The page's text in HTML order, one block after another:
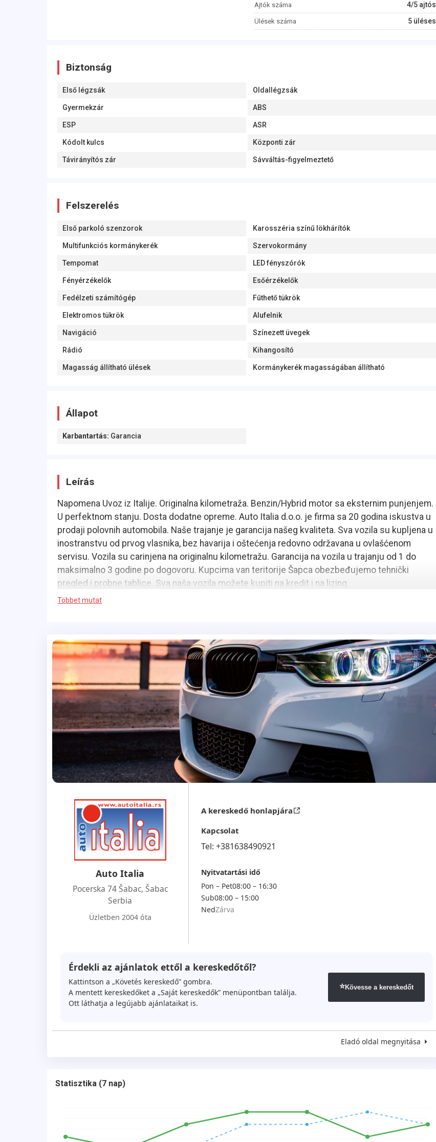
Ajtók száma 4/5 ajtós
Ülések száma 5 üléses
Biztonság
Első légzsák Oldallégzsák
Gyermekzár ABS
ESP ASR
Kódolt kulcs Központi zár
Távirányítós zár Sávváltás-figyelmeztető
Felszerelés
Első parkoló szenzorok Karosszéria színű lökhárítók
Multifunkciós kormánykerék Szervokormány
Tempomat LED fényszórók
Fényérzékelők Esőérzékelők
Fedélzeti számítógép Fűthető tükrök
Elektromos tükrök Alufelnik
Navigáció Színezett üvegek
Rádió Kihangosító
Magasság állítható ülések Kormánykerék magasságában állítható
Állapot
Karbantartás: Garancia
Leírás
Napomena Uvoz iz Italije. Originalna kilometraža. Benzin/Hybrid motor sa eksternim punjenjem.
U perfektnom stanju. Dosta dodatne opreme. Auto Italia d.o.o. je firma sa 20 godina iskustva u
prodaji polovnih automobila. Naše trajanje je garancija našeg kvaliteta. Sva vozila su kupljena u
inostranstvu od prvog vlasnika, bez havarija i oštećenja redovno održavana u ovlašćenom
servisu. Vozila su carinjena na originalnu kilometražu. Garancija na vozila u trajanju od 1 do
maksimalno 3 godine po dogovoru. Kupcima van teritorije Šapca obezbeđujemo tehnički
pregled i probne tablice. Sva naša vozila možete kupiti na kredit i na lizing.
Többet mutat
Auto Italia
Pocerska 74 Šabac, Šabac
Serbia
Üzletben 2004 óta
A kereskedő honlapjára
Kapcsolat
Tel: +381638490921
Nyitvatartási idő
Pon – Pet08:00 – 16:30
Sub08:00 – 15:00
NedZárva
Érdekli az ajánlatok ettől a kereskedőtől?
Kattintson a „Követés kereskedő” gombra.
A mentett kereskedőket a „Saját kereskedők” menüpontban találja.
Ott láthatja a legújabb ajánlataikat is.
⭐Kövesse a kereskedőt
Eladó oldal megnyitása
Statisztika (7 nap)